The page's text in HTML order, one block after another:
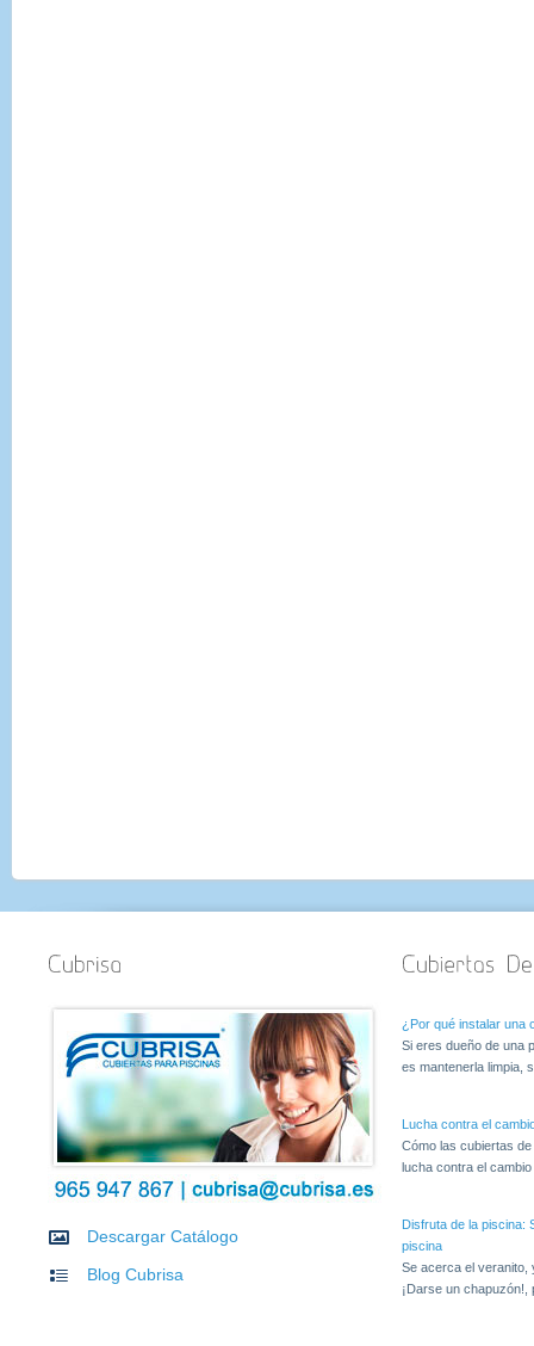
Descargar Catálogo
Blog Cubrisa
¿Por qué instalar una
Si eres dueño de una
es mantenerla limpia,
Lucha contra el
Cómo las cubiertas
lucha contra el
Disfruta de la piscina:
piscina
Se acerca el veranito,
¡Darse un chapuzón!,